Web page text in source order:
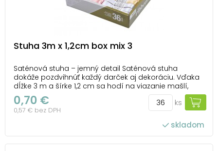
Stuha 3m x 1,2cm box mix 3
Saténová stuha – jemný detail Saténová stuha
dokáže pozdvihnúť každý darček aj dekoráciu. Vďaka
dĺžke 3 m a šírke 1,2 cm sa hodí na viazanie mašlí,
zdobenie kvetov či elegantné doplnky pri sviatočných
príležitostiach. Lesklý saténový povrch dodá vášmu
aranžmánu slávnostný nádych, zatiaľ čo ...
0,70 €
0,57 € bez DPH
ks
skladom